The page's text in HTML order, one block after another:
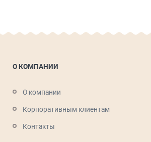
О КОМПАНИИ
О компании
Корпоративным клиентам
Контакты